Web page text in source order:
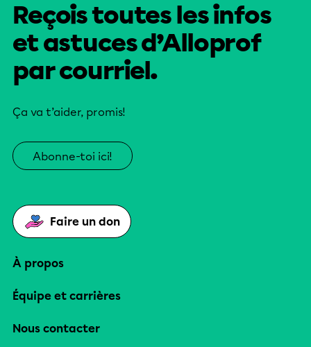
Reçois toutes les infos
et astuces d’Alloprof
par courriel.
Ça va t’aider, promis!
Abonne-toi ici!
Faire un don
À propos
Équipe et carrières
Nous contacter